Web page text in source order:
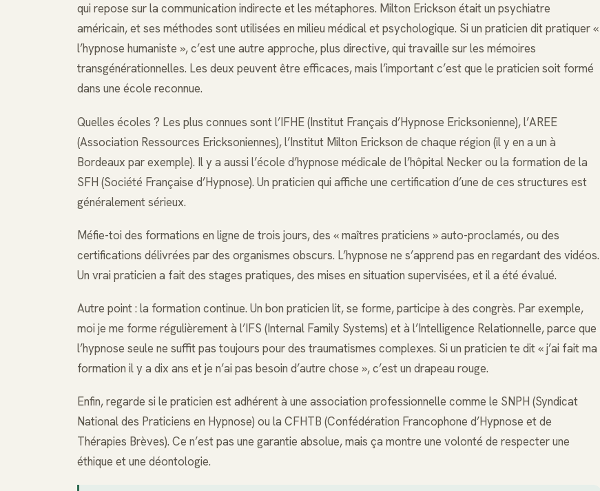
qui repose sur la communication indirecte et les métaphores. Milton Erickson était un psychiatre
américain, et ses méthodes sont utilisées en milieu médical et psychologique. Si un praticien dit pratiquer «
l’hypnose humaniste », c’est une autre approche, plus directive, qui travaille sur les mémoires
transgénérationnelles. Les deux peuvent être efficaces, mais l’important c’est que le praticien soit formé
dans une école reconnue.
Quelles écoles ? Les plus connues sont l’IFHE (Institut Français d’Hypnose Ericksonienne), l’AREE
(Association Ressources Ericksoniennes), l’Institut Milton Erickson de chaque région (il y en a un à
Bordeaux par exemple). Il y a aussi l’école d’hypnose médicale de l’hôpital Necker ou la formation de la
SFH (Société Française d’Hypnose). Un praticien qui affiche une certification d’une de ces structures est
généralement sérieux.
Méfie-toi des formations en ligne de trois jours, des « maîtres praticiens » auto-proclamés, ou des
certifications délivrées par des organismes obscurs. L’hypnose ne s’apprend pas en regardant des vidéos.
Un vrai praticien a fait des stages pratiques, des mises en situation supervisées, et il a été évalué.
Autre point : la formation continue. Un bon praticien lit, se forme, participe à des congrès. Par exemple,
moi je me forme régulièrement à l’IFS (Internal Family Systems) et à l’Intelligence Relationnelle, parce que
l’hypnose seule ne suffit pas toujours pour des traumatismes complexes. Si un praticien te dit « j’ai fait ma
formation il y a dix ans et je n’ai pas besoin d’autre chose », c’est un drapeau rouge.
Enfin, regarde si le praticien est adhérent à une association professionnelle comme le SNPH (Syndicat
National des Praticiens en Hypnose) ou la CFHTB (Confédération Francophone d’Hypnose et de
Thérapies Brèves). Ce n’est pas une garantie absolue, mais ça montre une volonté de respecter une
éthique et une déontologie.